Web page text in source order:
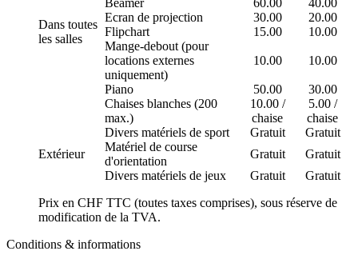
Dans toutes
les salles
Ecran de projection
30.00
20.00
Flipchart
15.00
10.00
Mange-debout (pour
locations externes
uniquement)
10.00 10.00
Piano 50.00
30.00
Chaises blanches (200
max.)
10.00 /
chaise
5.00 /
chaise
Extérieur
Divers matériels de sport Gratuit
Gratuit
Matériel de course
d'orientation
Gratuit
Gratuit
Divers matériels de jeux
Gratuit
Gratuit
Prix en CHF TTC (toutes taxes comprises), sous réserve de
modification de la TVA.
Conditions & informations